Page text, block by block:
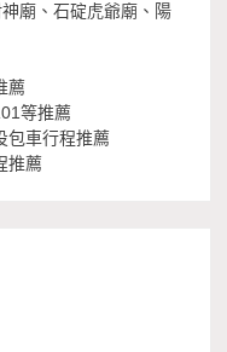
廟、石碇虎爺廟、陽
薦
等推薦
包車行程推薦
推薦